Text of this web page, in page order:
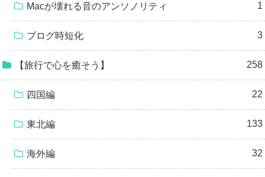
Macが壊れる音のアンソノリティ 1
ブログ時短化 3
【旅行で心を癒そう】 258
四国編 22
東北編 133
海外編 32